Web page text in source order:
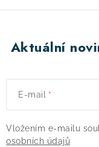
r
k
y
v
p
i
s
Aktuální
E-mail
Vložením e-mailu
osobních údajů